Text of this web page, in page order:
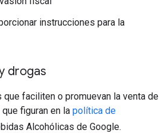
instrucciones para la
drogas
faciliten o promuevan la venta de
figuran en la política de
Alcohólicas de Google.